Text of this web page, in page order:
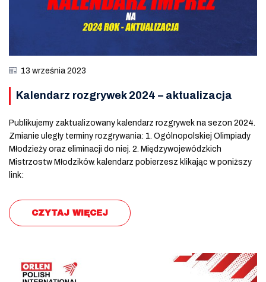
13 września 2023
Kalendarz rozgrywek 2024 – aktualizacja
Publikujemy zaktualizowany kalendarz rozgrywek na sezon 2024.
Zmianie uległy terminy rozgrywania: 1. Ogólnopolskiej Olimpiady
Młodzieży oraz eliminacji do niej. 2. Międzywojewódzkich
Mistrzostw Młodzików. kalendarz pobierzesz klikając w poniższy
link:
CZYTAJ WIĘCEJ